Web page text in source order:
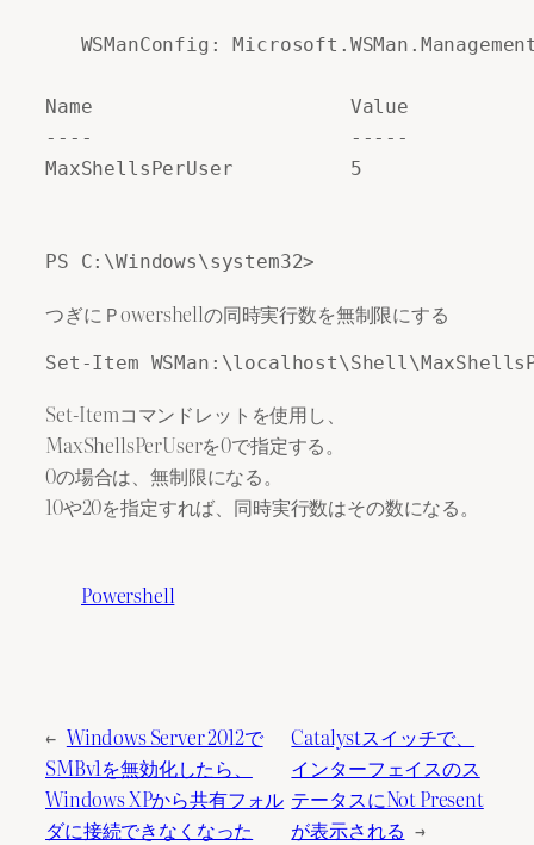
WSManConfig:
Name                      Value
----                      -----
MaxShellsPerUser          5
つぎにＰowershellの同時実行数を無制限にする
Set-Itemコマンドレットを使用し、
MaxShellsPerUserを0で指定する。
0の場合は、無制限になる。
10や20を指定すれば、同時実行数はその数になる。
Powershell
← Windows Server 2012で
SMBv1を無効化したら、
Windows XPから共有フォル
ダに接続できなくなった
Catalystスイッチで、
インターフェイスのス
テータスにNot Present
が表示される →